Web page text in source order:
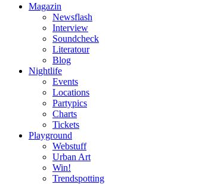
Magazin
Newsflash
Interview
Soundcheck
Literatour
Blog
Nightlife
Events
Locations
Partypics
Charts
Tickets
Playground
Webstuff
Urban Art
Win!
Trendspotting